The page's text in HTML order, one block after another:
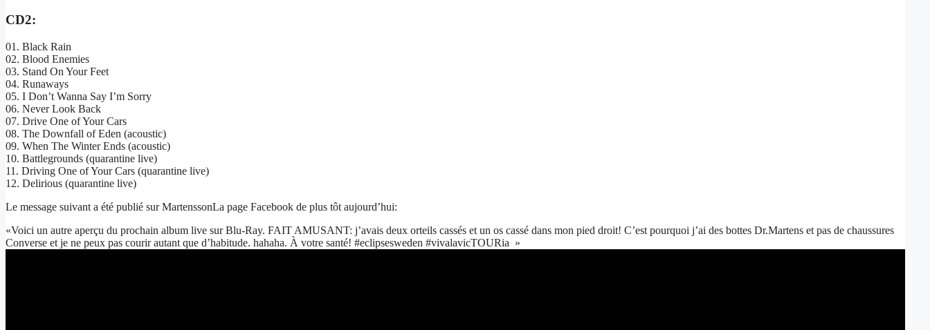
CD2:
01. Black Rain
02. Blood Enemies
03. Stand On Your Feet
04. Runaways
05. I Don’t Wanna Say I’m Sorry
06. Never Look Back
07. Drive One of Your Cars
08. The Downfall of Eden (acoustic)
09. When The Winter Ends (acoustic)
10. Battlegrounds (quarantine live)
11. Driving One of Your Cars (quarantine live)
12. Delirious (quarantine live)
Le message suivant a été publié sur MartenssonLa page Facebook de plus tôt aujourd’hui:
«Voici un autre aperçu du prochain album live sur Blu-Ray. FAIT AMUSANT: j’avais deux orteils cassés et un os cassé dans mon pied droit! C’est pourquoi j’ai des bottes Dr.Martens et pas de chaussures
Converse et je ne peux pas courir autant que d’habitude. hahaha. À votre santé! #eclipsesweden #vivalavicTOURia »